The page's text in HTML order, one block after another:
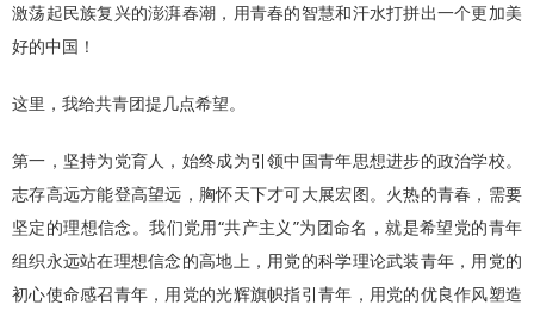
激荡起民族复兴的澎湃春潮，用青春的智慧和汗水打拼出一个更加美
好的中国！
这里，我给共青团提几点希望。
第一，坚持为党育人，始终成为引领中国青年思想进步的政治学校。
志存高远方能登高望远，胸怀天下才可大展宏图。火热的青春，需要
坚定的理想信念。我们党用“共产主义”为团命名，就是希望党的青年
组织永远站在理想信念的高地上，用党的科学理论武装青年，用党的
初心使命感召青年，用党的光辉旗帜指引青年，用党的优良作风塑造